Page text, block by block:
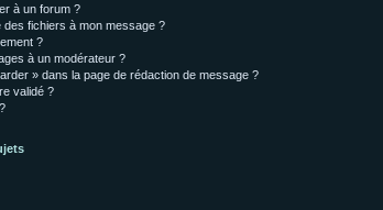
à un forum ?
des fichiers à mon message ?
?
à un modérateur ?
» dans la page de rédaction de message ?
validé ?